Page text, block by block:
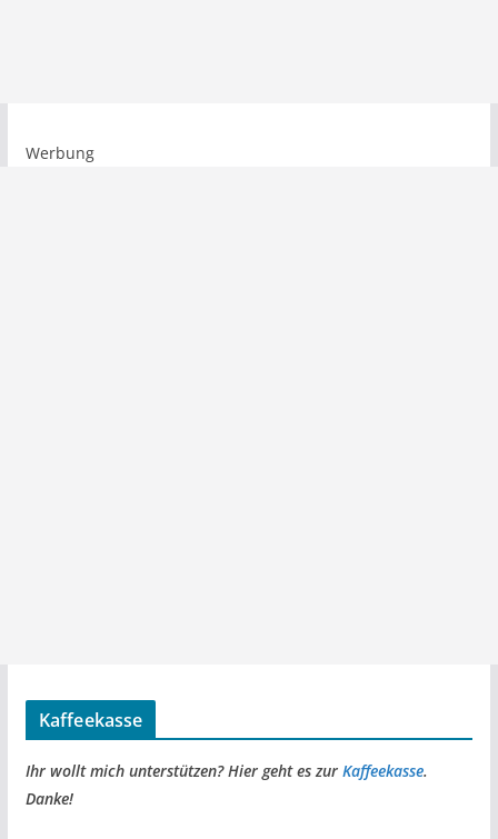
Werbung
Kaffeekasse
Ihr wollt mich unterstützen? Hier geht es zur Kaffeekasse.
Danke!